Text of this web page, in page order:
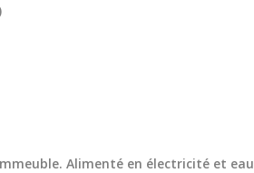
Alimenté en électricité et eau